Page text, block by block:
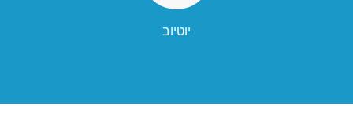
יוטיוב